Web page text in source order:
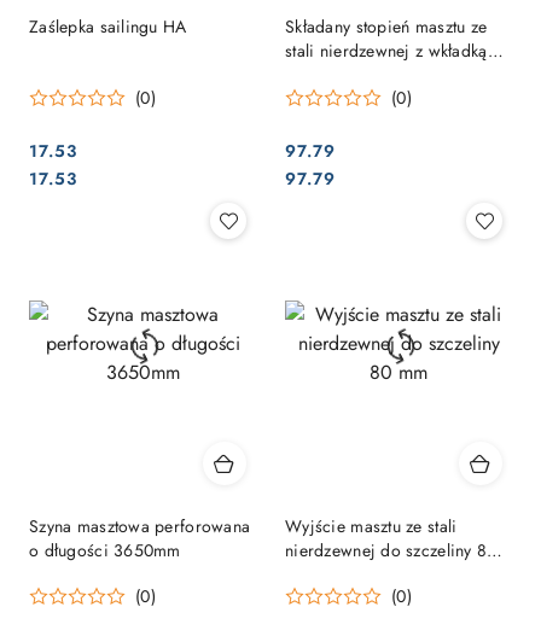
Zaślepka sailingu HA
(0)
Cena:
17.53
Cena:
17.53
Składany stopień masztu ze
stali nierdzewnej z wkładką
(0)
Cena:
97.79
Cena:
97.79
Szyna masztowa perforowana
o długości 3650mm
(0)
Wyjście masztu ze stali
nierdzewnej do szczeliny 80
(0)